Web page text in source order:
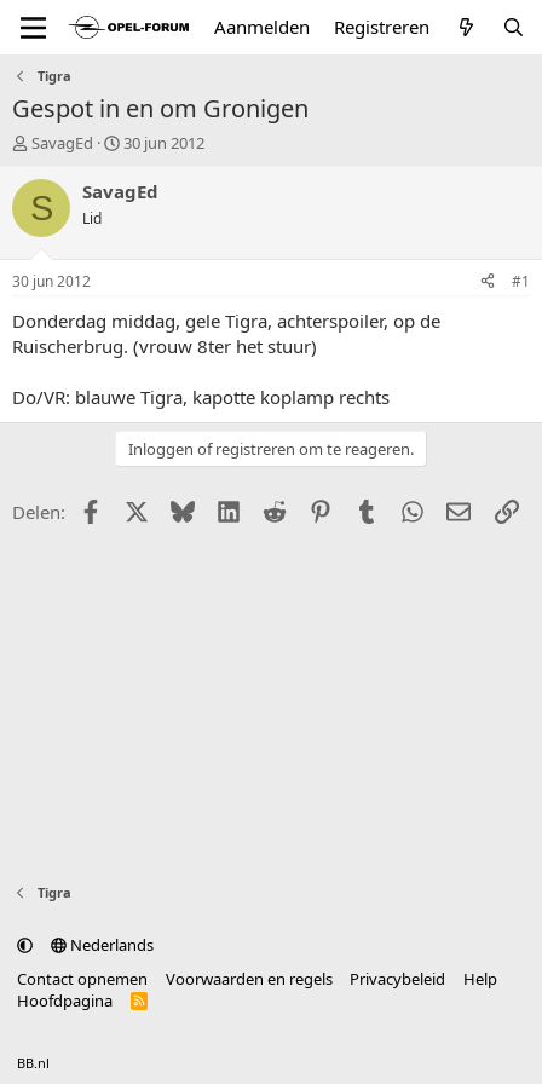
Aanmelden Registreren
Tigra
Gespot in en om Gronigen
T
p
i
t
a
r
t
e
SavagEd
S
a
r
u
m
30 jun 2012
S SavagEd
Lid
30 jun 2012 #1
Donderdag middag, gele Tigra, achterspoiler, op de
Ruischerbrug. (vrouw 8ter het stuur)
Do/VR: blauwe Tigra, kapotte koplamp rechts
Inloggen of registreren om te reageren.
Delen: FacebookX (Twitter)
BlueskyLinkedIn
Reddit PinterestTumblr WhatsApp
E-mail
Tigra
Nederlands
Contact opnemen
Voorwaarden en regels Privacybeleid
Help
Hoofdpagina
R
BB.nl